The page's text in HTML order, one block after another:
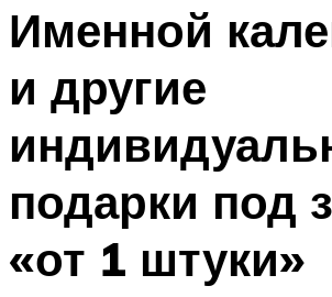
Именной
и другие
подарки под
«от 1 штуки»